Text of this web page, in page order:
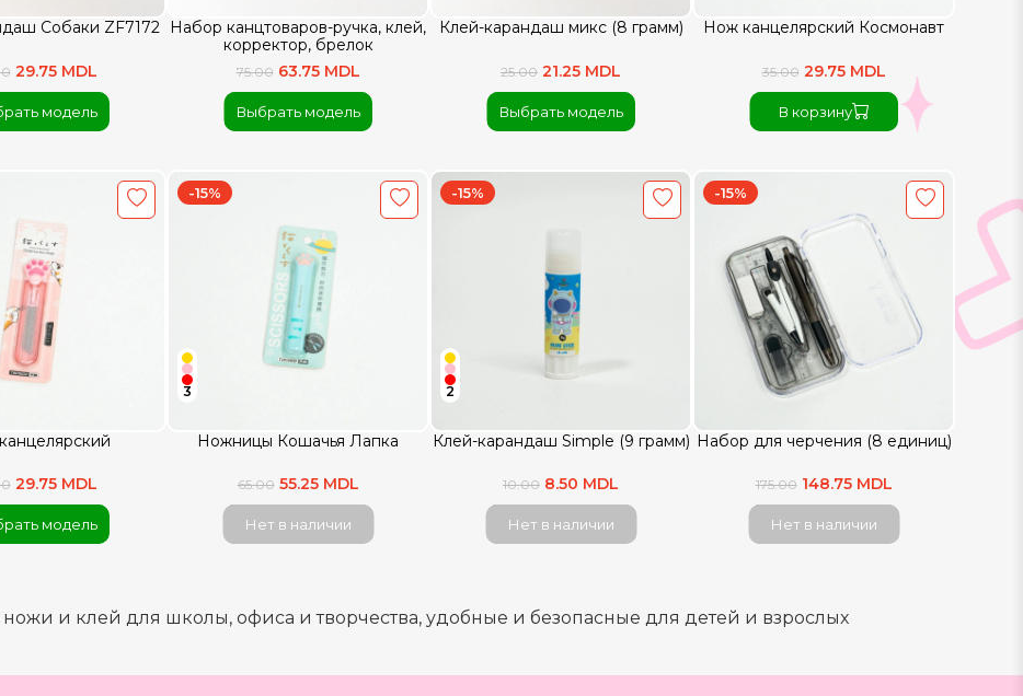
Собаки ZF7172
29.75 MDL
модель
Набор канцтоваров-ручка, клей,
корректор, брелок
75.00 63.75 MDL
Выбрать модель
Клей-карандаш микс (8 грамм)
25.00 21.25 MDL
Выбрать модель
Нож канцелярский Космонавт
35.00 29.75 MDL
В корзину
29.75 MDL
модель
Ножницы Кошачья Лапка
-15%
3
65.00 55.25 MDL
Нет в наличии
Клей-карандаш Simple (9 грамм)
-15%
2
10.00 8.50 MDL
Нет в наличии
Набор для черчения (8 единиц)
-15%
175.00 148.75 MDL
Нет в наличии
и клей для школы, офиса и творчества, удобные и безопасные для детей и взрослых